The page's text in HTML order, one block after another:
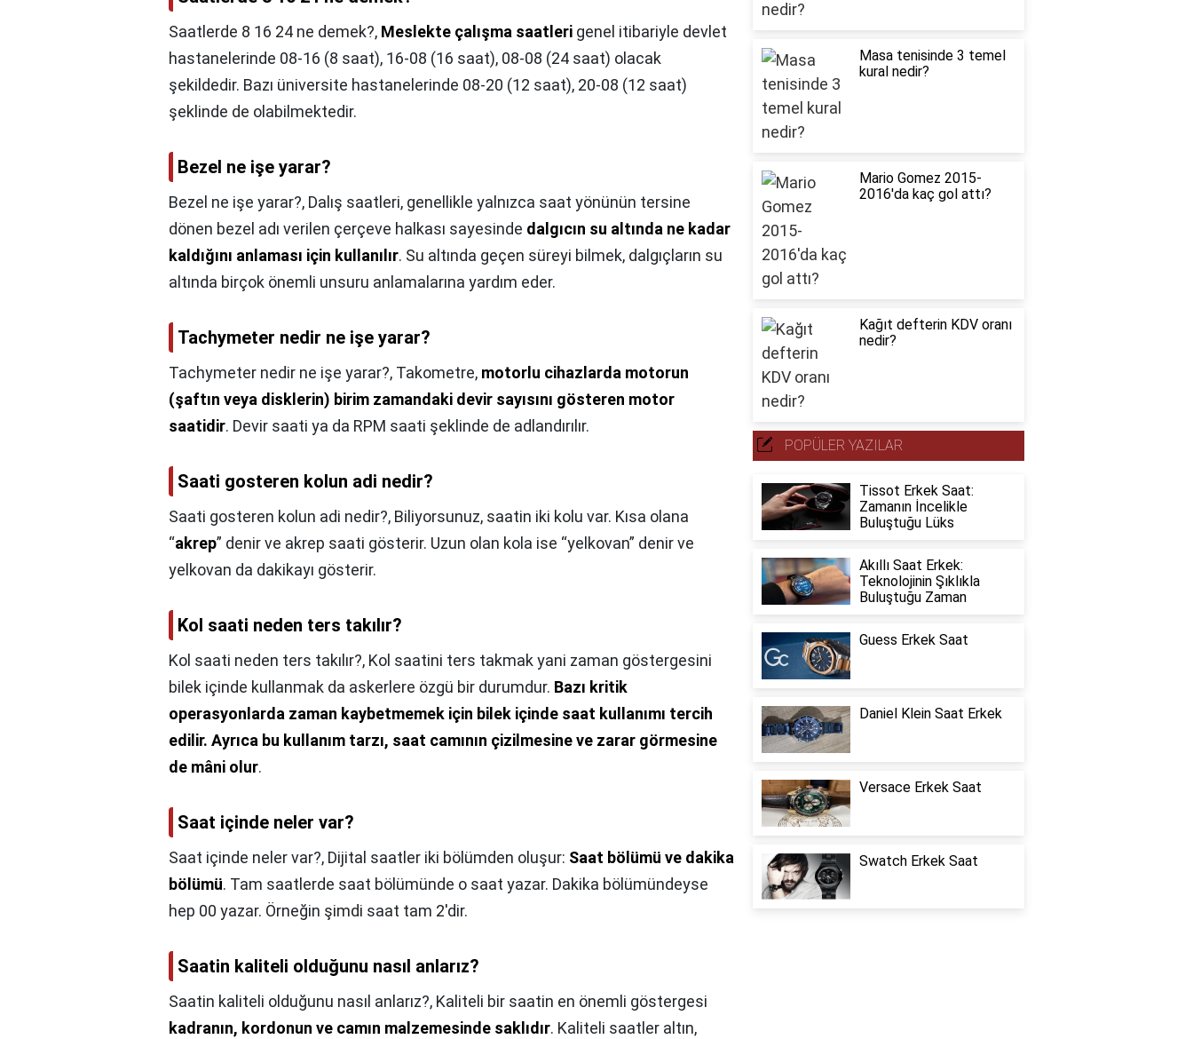
Saatlerde 8 16 24 ne demek?, Meslekte çalışma saatleri genel itibariyle devlet
hastanelerinde 08-16 (8 saat), 16-08 (16 saat), 08-08 (24 saat) olacak
şekildedir. Bazı üniversite hastanelerinde 08-20 (12 saat), 20-08 (12 saat)
şeklinde de olabilmektedir.
Bezel ne işe yarar?
Bezel ne işe yarar?, Dalış saatleri, genellikle yalnızca saat yönünün tersine
dönen bezel adı verilen çerçeve halkası sayesinde dalgıcın su altında ne kadar
kaldığını anlaması için kullanılır. Su altında geçen süreyi bilmek, dalgıçların su
altında birçok önemli unsuru anlamalarına yardım eder.
Tachymeter nedir ne işe yarar?
Tachymeter nedir ne işe yarar?, Takometre, motorlu cihazlarda motorun
(şaftın veya disklerin) birim zamandaki devir sayısını gösteren motor
saatidir. Devir saati ya da RPM saati şeklinde de adlandırılır.
Saati gosteren kolun adi nedir?
Saati gosteren kolun adi nedir?, Biliyorsunuz, saatin iki kolu var. Kısa olana
“akrep” denir ve akrep saati gösterir. Uzun olan kola ise “yelkovan” denir ve
yelkovan da dakikayı gösterir.
Kol saati neden ters takılır?
Kol saati neden ters takılır?, Kol saatini ters takmak yani zaman göstergesini
bilek içinde kullanmak da askerlere özgü bir durumdur. Bazı kritik
operasyonlarda zaman kaybetmemek için bilek içinde saat kullanımı tercih
edilir. Ayrıca bu kullanım tarzı, saat camının çizilmesine ve zarar görmesine
de mâni olur.
Saat içinde neler var?
Saat içinde neler var?, Dijital saatler iki bölümden oluşur: Saat bölümü ve dakika
bölümü. Tam saatlerde saat bölümünde o saat yazar. Dakika bölümündeyse
hep 00 yazar. Örneğin şimdi saat tam 2'dir.
Saatin kaliteli olduğunu nasıl anlarız?
Saatin kaliteli olduğunu nasıl anlarız?, Kaliteli bir saatin en önemli göstergesi
kadranın, kordonun ve camın malzemesinde saklıdır. Kaliteli saatler altın,
Masa tenisinde 3 temel
kural nedir?
Mario Gomez 2015-
2016'da kaç gol attı?
Kağıt defterin KDV oranı
nedir?
POPÜLER YAZILAR
Tissot Erkek Saat:
Zamanın İncelikle
Buluştuğu Lüks
Akıllı Saat Erkek:
Teknolojinin Şıklıkla
Buluştuğu Zaman
Guess Erkek Saat
Daniel Klein Saat Erkek
Versace Erkek Saat
Swatch Erkek Saat